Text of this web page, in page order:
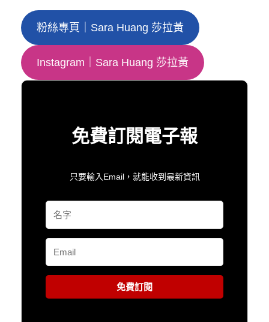
粉絲專頁｜Sara Huang 莎拉黃
Instagram｜Sara Huang 莎拉黃
免費訂閱電子報
只要輸入Email，就能收到最新資訊
免費訂閱